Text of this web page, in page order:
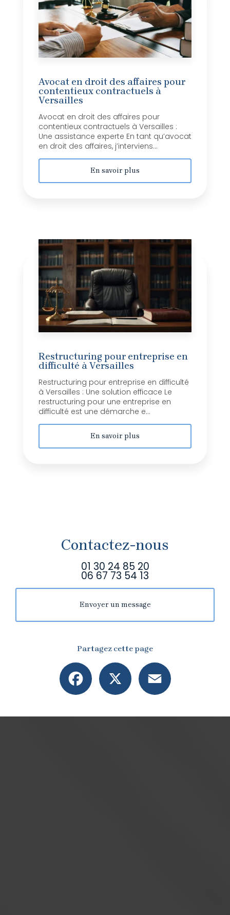
Avocat en droit des affaires pour
contentieux contractuels à
Versailles
Avocat en droit des affaires pour
contentieux contractuels à Versailles :
Une assistance experte En tant qu’avocat
en droit des affaires, j’interviens...
En savoir plus
Restructuring pour entreprise en
difficulté à Versailles
Restructuring pour entreprise en difficulté
à Versailles : Une solution efficace Le
restructuring pour une entreprise en
difficulté est une démarche e...
En savoir plus
Contactez-nous
01 30 24 85 20
06 67 73 54 13
Envoyer un message
Partagez cette page
Facebook